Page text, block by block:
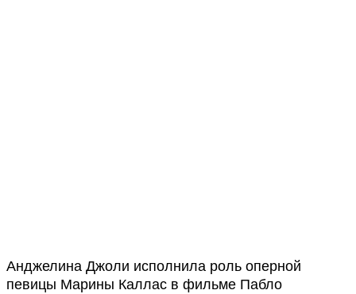
Анджелина Джоли исполнила роль оперной
певицы Марины Каллас в фильме Пабло